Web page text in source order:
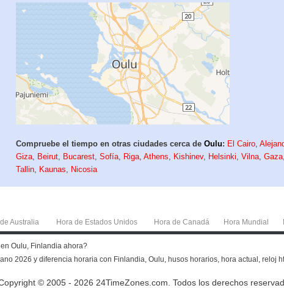
Compruebe el tiempo en otras ciudades cerca deOulu: El Cairo,
Giza, Beirut, Bucarest,Sofía, Riga,Athens, Kishinev, Helsinki,Vilna,Gaza,
Tallin, Kaunas, Nicosia
Australia Hora de Estados Unidos Hora de Canadá Hora Mundial
Oulu, Finlandia ahora?
2026 y diferencia horaria con Finlandia, Oulu, husos horarios, hora actual, reloj
© 2005 - 2026 24TimeZones.com. Todos los derechos